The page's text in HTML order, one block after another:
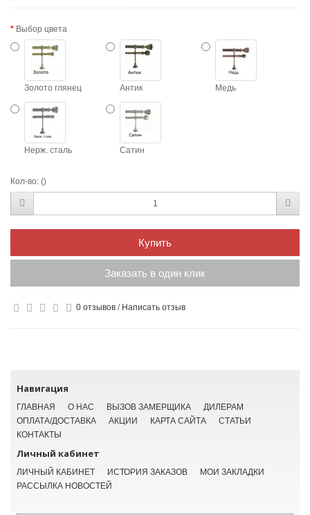
Выбор цвета
Золото глянец Антик Медь
Нерж. сталь Сатин
Кол-во: ()
Купить
Заказать в один клик
0 отзывов / Написать отзыв
Навигация
ГЛАВНАЯ О НАС ВЫЗОВ ЗАМЕРЩИКА
ДИЛЕРАМ
ОПЛАТА/ДОСТАВКА
АКЦИИ КАРТА САЙТА
СТАТЬИ
КОНТАКТЫ
Личный кабинет
ЛИЧНЫЙ КАБИНЕТ ИСТОРИЯ ЗАКАЗОВ
МОИ ЗАКЛАДКИ
РАССЫЛКА НОВОСТЕЙ